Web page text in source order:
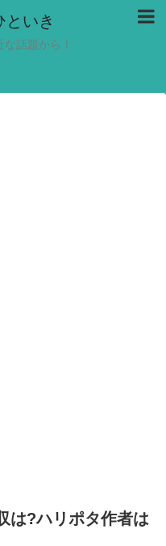
といき
話題から！
は?ハリポタ作者は